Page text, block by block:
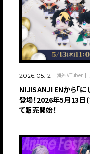
2026.05.12 海外VTuber
NIJISANJI ENから「に
登場！2026年5月13日(
て販売開始！